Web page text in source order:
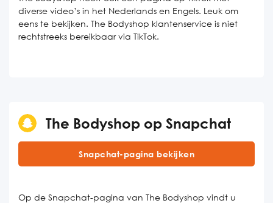
diverse video’s in het Nederlands en Engels. Leuk om
eens te bekijken. The Bodyshop klantenservice is niet
rechtstreeks bereikbaar via TikTok.
The Bodyshop op Snapchat
Snapchat-pagina bekijken
Op de Snapchat-pagina van The Bodyshop vindt u